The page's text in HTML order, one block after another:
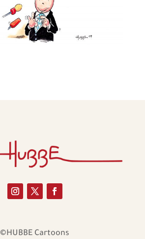
©HUBBE Cartoons